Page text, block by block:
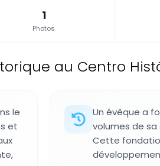
1
Photos
au Centro
le
et
Un évêque a
volumes de
Cette